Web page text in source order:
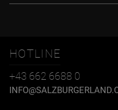
HOTLINE
+43 662 6688 0